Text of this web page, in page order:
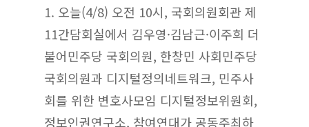
1. 오늘(4/8) 오전 10시, 국회의원회관 제
11간담회실에서 김우영·김남근·이주희 더
불어민주당 국회의원, 한창민 사회민주당
국회의원과 디지털정의네트워크, 민주사
회를 위한 변호사모임 디지털정보위원회,
정보인권연구소, 참여연대가 공동주최하